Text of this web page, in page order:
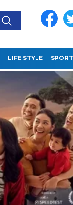
LIFE STYLE SPORT